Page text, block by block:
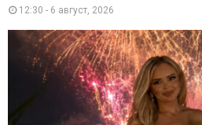
12:30 - 6 август, 2026